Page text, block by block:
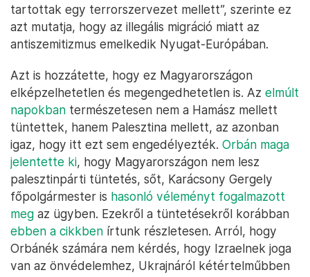
tartottak egy terrorszervezet mellett”, szerinte ez
azt mutatja, hogy az illegális migráció miatt az
antiszemitizmus emelkedik Nyugat-Európában.
Azt is hozzátette, hogy ez Magyarországon
elképzelhetetlen és megengedhetetlen is. Az elmúlt
napokban természetesen nem a Hamász mellett
tüntettek, hanem Palesztina mellett, az azonban
igaz, hogy itt ezt sem engedélyezték. Orbán maga
jelentette ki, hogy Magyarországon nem lesz
palesztinpárti tüntetés, sőt, Karácsony Gergely
főpolgármester is hasonló véleményt fogalmazott
meg az ügyben. Ezekről a tüntetésekről korábban
ebben a cikkben írtunk részletesen. Arról, hogy
Orbánék számára nem kérdés, hogy Izraelnek joga
van az önvédelemhez, Ukrajnáról kétértelműbben